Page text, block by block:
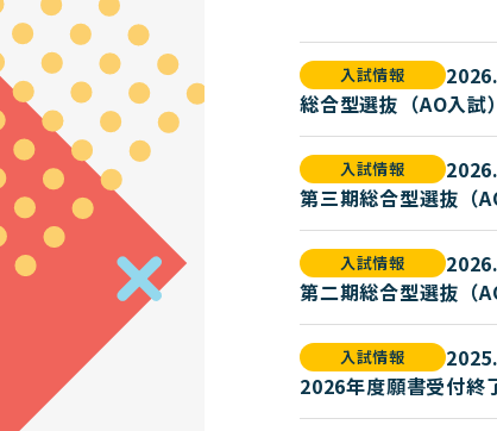
入試情報
総合型選抜（AO入試
入試情報
第三期総合型選抜（
入試情報
第二期総合型選抜（
入試情報
2026年度願書受付終